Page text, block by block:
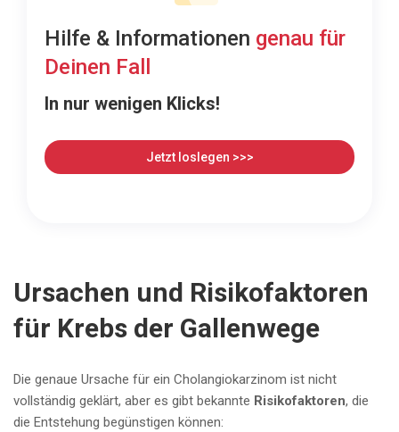
Hilfe & Informationen genau für
Deinen Fall
In nur wenigen Klicks!
Jetzt loslegen >>>
Ursachen und Risikofaktoren
für Krebs der Gallenwege
Die genaue Ursache für ein Cholangiokarzinom ist nicht
vollständig geklärt, aber es gibt bekannte Risikofaktoren, die
die Entstehung begünstigen können: